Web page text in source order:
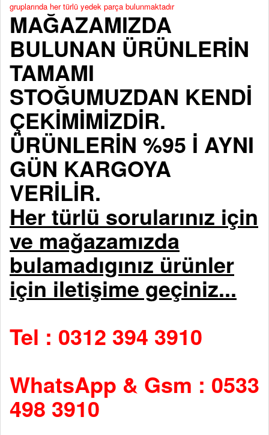
gruplarında her türlü yedek parça bulunmaktadır
MAĞAZAMIZDA
BULUNAN ÜRÜNLERİN
TAMAMI
STOĞUMUZDAN KENDİ
ÇEKİMİMİZDİR.
ÜRÜNLERİN %95 İ AYNI
GÜN KARGOYA
VERİLİR.
Her türlü sorularınız için
ve mağazamızda
bulamadıgınız ürünler
için iletişime geçiniz...
Tel : 0312 394 3910
WhatsApp & Gsm : 0533
498 3910